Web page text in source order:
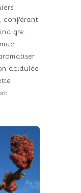
conférant
acidulée